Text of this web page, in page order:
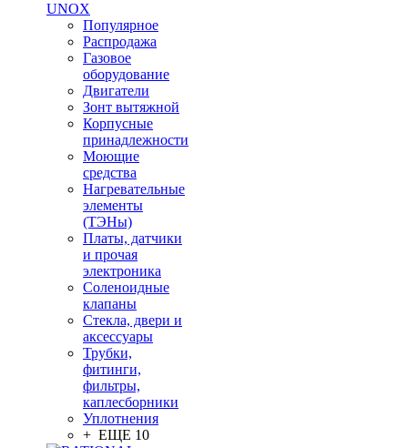
UNOX
Популярное
Распродажа
Газовое
оборудование
Двигатели
Зонт вытяжной
Корпусные
принадлежности
Моющие
средства
Нагревательные
элементы
(ТЭНы)
Платы, датчики
и прочая
электроника
Соленоидные
клапаны
Стекла, двери и
аксессуары
Трубки,
фитинги,
фильтры,
каплесборники
Уплотнения
+ ЕЩЕ 10